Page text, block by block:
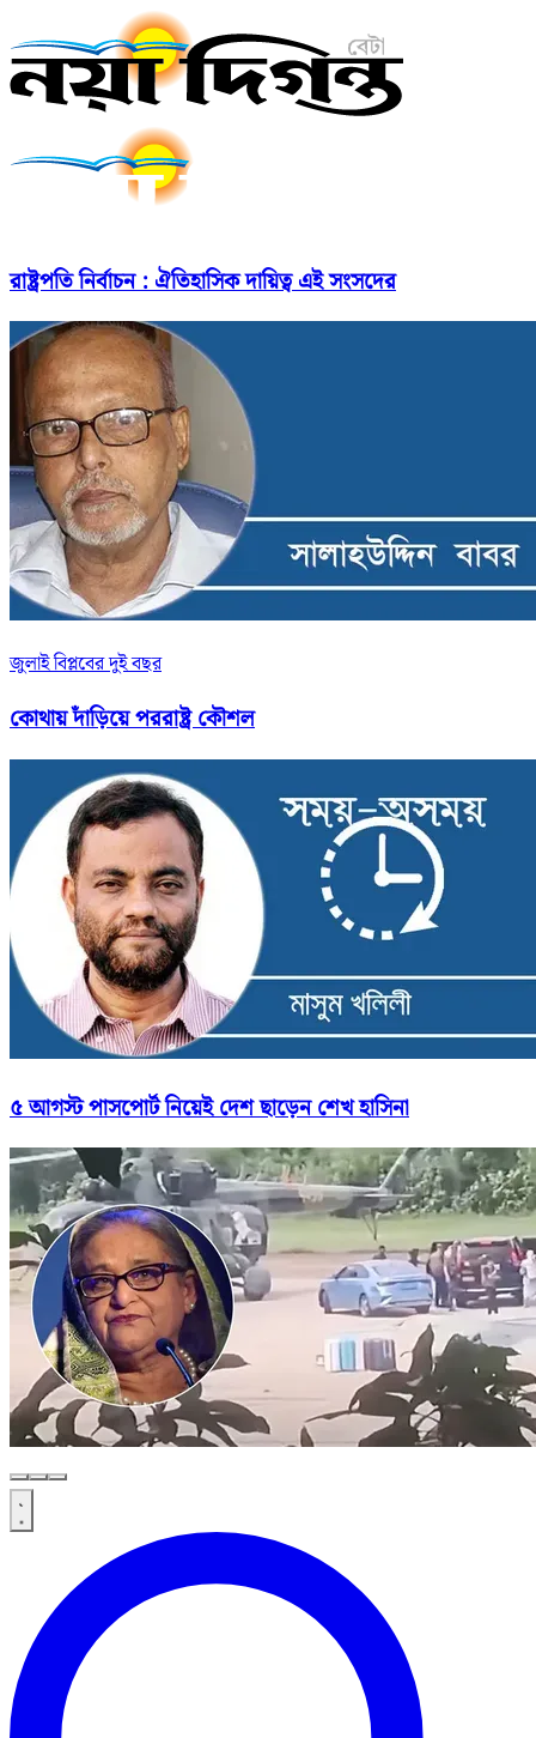
রাষ্ট্রপতি নির্বাচন : ঐতিহাসিক দায়িত্ব এই সংসদের
জুলাই বিপ্লবের দুই বছর
কোথায় দাঁড়িয়ে পররাষ্ট্র কৌশল
৫ আগস্ট পাসপোর্ট নিয়েই দেশ ছাড়েন শেখ হাসিনা